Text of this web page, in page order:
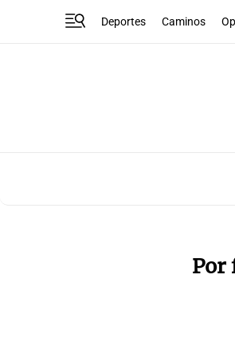
Deportes Caminos
Por